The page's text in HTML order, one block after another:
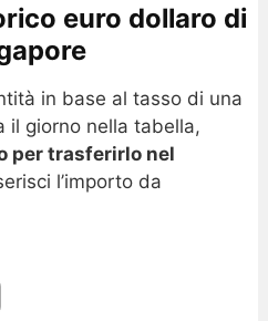
euro dollaro di
in base al tasso di una
il giorno nella tabella,
per trasferirlo nel
l’importo da